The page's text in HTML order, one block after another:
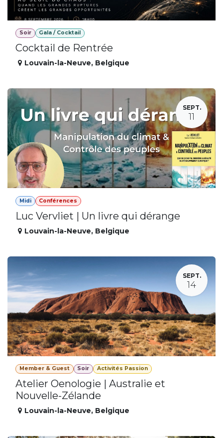
Soir Gala / Cocktail
Cocktail de Rentrée
Louvain-la-Neuve, Belgique
SEPT.
11
Midi Conférences
Luc Vervliet | Un livre qui dérange
Louvain-la-Neuve, Belgique
SEPT.
14
Member & Guest Soir Activités Passion
Atelier Oenologie | Australie et
Nouvelle-Zélande
Louvain-la-Neuve, Belgique